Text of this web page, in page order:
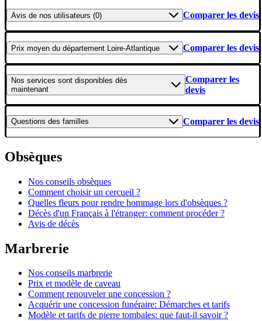
Avis de nos utilisateurs (0) Comparer les devis
Prix moyen du département Loire-Atlantique Comparer les devis
Nos services sont disponibles dès
maintenant
Comparer les
devis
Questions des familles Comparer les devis
Obsèques
Nos conseils obsèques
Comment choisir un cercueil ?
Quelles fleurs pour rendre hommage lors d'obsèques ?
Décès d'un Français à l'étranger: comment procéder ?
Avis de décès
Marbrerie
Nos conseils marbrerie
Prix et modèle de caveau
Comment renouveler une concession ?
Acquérir une concession funéraire: Démarches et tarifs
Modèle et tarifs de pierre tombales: que faut-il savoir ?